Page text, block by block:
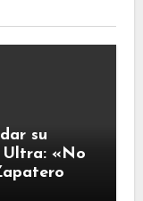
su
Ultra: «No